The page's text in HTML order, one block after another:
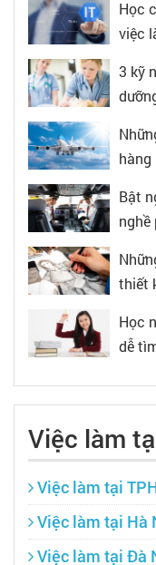
Học
việc
3 kỹ
hàng
Bật
nghề
thiết
Học
dễ
Việc làm
Việc làm tại
Việc làm tại Hà
Việc làm tại Đà